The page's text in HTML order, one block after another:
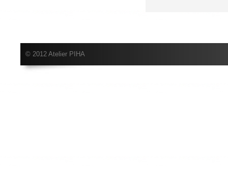
© 2012 Atelier PIHA